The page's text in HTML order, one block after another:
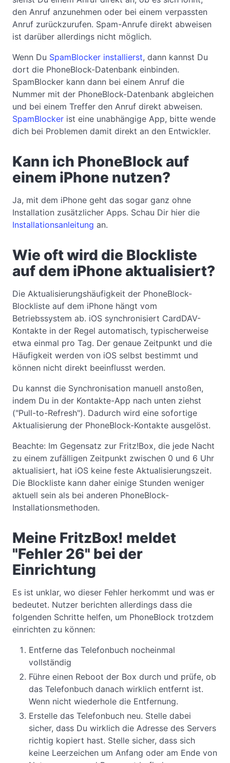
den Anruf anzunehmen oder bei einem verpassten
Anruf zurückzurufen. Spam-Anrufe direkt abweisen
ist darüber allerdings nicht möglich.
Wenn Du SpamBlocker installierst, dann kannst Du
dort die PhoneBlock-Datenbank einbinden.
SpamBlocker kann dann bei einem Anruf die
Nummer mit der PhoneBlock-Datenbank abgleichen
und bei einem Treffer den Anruf direkt abweisen.
SpamBlocker ist eine unabhängige App, bitte wende
dich bei Problemen damit direkt an den Entwickler.
Kann ich PhoneBlock auf
einem iPhone nutzen?
Ja, mit dem iPhone geht das sogar ganz ohne
Installation zusätzlicher Apps. Schau Dir hier die
Installationsanleitung an.
Wie oft wird die Blockliste
auf dem iPhone aktualisiert?
Die Aktualisierungshäufigkeit der PhoneBlock-
Blockliste auf dem iPhone hängt vom
Betriebssystem ab. iOS synchronisiert CardDAV-
Kontakte in der Regel automatisch, typischerweise
etwa einmal pro Tag. Der genaue Zeitpunkt und die
Häufigkeit werden von iOS selbst bestimmt und
können nicht direkt beeinflusst werden.
Du kannst die Synchronisation manuell anstoßen,
indem Du in der Kontakte-App nach unten ziehst
("Pull-to-Refresh"). Dadurch wird eine sofortige
Aktualisierung der PhoneBlock-Kontakte ausgelöst.
Beachte: Im Gegensatz zur Fritz!Box, die jede Nacht
zu einem zufälligen Zeitpunkt zwischen 0 und 6 Uhr
aktualisiert, hat iOS keine feste Aktualisierungszeit.
Die Blockliste kann daher einige Stunden weniger
aktuell sein als bei anderen PhoneBlock-
Installationsmethoden.
Meine FritzBox! meldet
"Fehler 26" bei der
Einrichtung
Es ist unklar, wo dieser Fehler herkommt und was er
bedeutet. Nutzer berichten allerdings dass die
folgenden Schritte helfen, um PhoneBlock trotzdem
einrichten zu können:
Entferne das Telefonbuch nocheinmal
vollständig
Führe einen Reboot der Box durch und prüfe, ob
das Telefonbuch danach wirklich entfernt ist.
Wenn nicht wiederhole die Entfernung.
Erstelle das Telefonbuch neu. Stelle dabei
sicher, dass Du wirklich die Adresse des Servers
richtig kopiert hast. Stelle sicher, dass sich
keine Leerzeichen um Anfang oder am Ende von